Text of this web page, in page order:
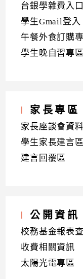
台銀學雜費入口
學生Gmail登入
午餐外食訂購
學生晚自習專區
家長專區
家長座談會資
學生家長建言
建言回覆區
公開資訊
校務基金報表
收費相關資訊
太陽光電專區